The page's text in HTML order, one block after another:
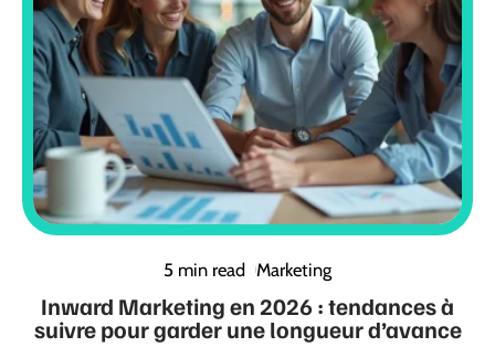
5 min read Marketing
Inward Marketing en 2026 : tendances à
suivre pour garder une longueur d’avance